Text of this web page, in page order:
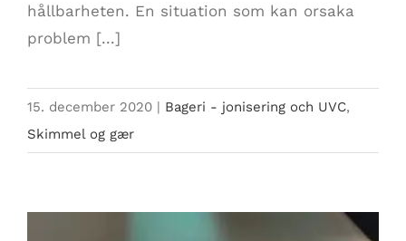
hållbarheten. En situation som kan orsaka
problem [...]
15. december 2020 | Bageri - jonisering och UVC,
Skimmel og gær